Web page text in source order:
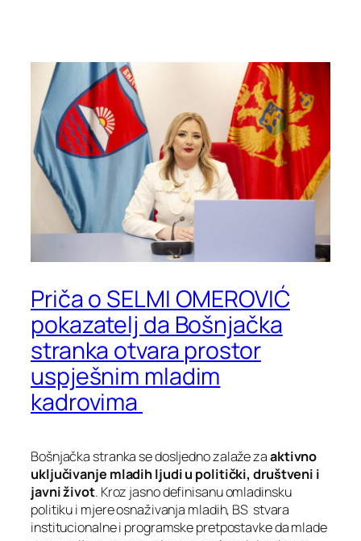
Priča o SELMI OMEROVIĆ
pokazatelj da Bošnjačka
stranka otvara prostor
uspješnim mladim
kadrovima
Bošnjačka stranka se dosljedno zalaže zaaktivno
uključivanje mladih ljudi u politički, društveni i
javni život. Kroz jasno definisanu omladinsku
politiku i mjere osnaživanja mladih, BS stvara
institucionalne i programske pretpostavke da mlade